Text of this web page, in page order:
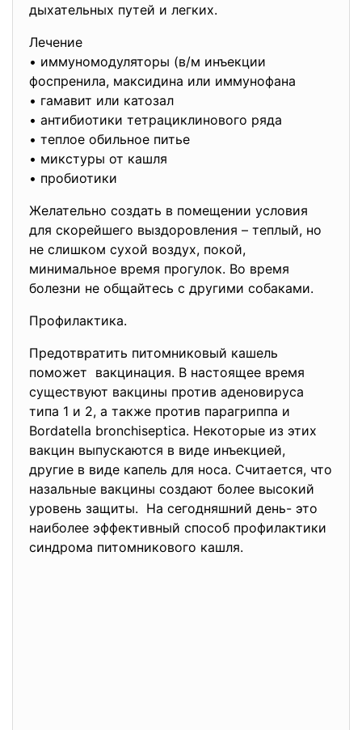
дыхательных путей и легких.
Лечение
• иммуномодуляторы (в/м инъекции
фоспренила, максидина или иммунофана
• гамавит или катозал
• антибиотики тетрациклинового ряда
• теплое обильное питье
• микстуры от кашля
• пробиотики
Желательно создать в помещении условия
для скорейшего выздоровления – теплый, но
не слишком сухой воздух, покой,
минимальное время прогулок. Во время
болезни не общайтесь с другими собаками.
Профилактика.
Предотвратить питомниковый кашель
поможет вакцинация. В настоящее время
существуют вакцины против аденовируса
типа 1 и 2, а также против парагриппа и
Bordatella bronchiseptica. Некоторые из этих
вакцин выпускаются в виде инъекцией,
другие в виде капель для носа. Считается, что
назальные вакцины создают более высокий
уровень защиты. На сегодняшний день- это
наиболее эффективный способ профилактики
синдрома питомникового кашля.